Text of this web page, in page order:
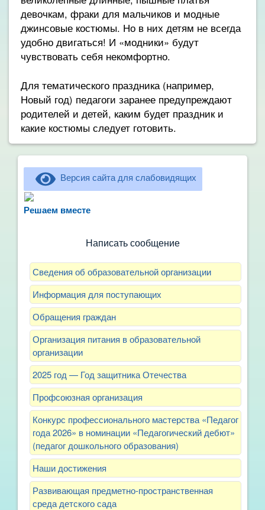
девочкам, фраки для мальчиков и модные
джинсовые костюмы. Но в них детям не всегда
удобно двигаться! И «модники» будут
чувствовать себя некомфортно.
Для тематического праздника (например,
Новый год) педагоги заранее предупреждают
родителей и детей, каким будет праздник и
какие костюмы следует готовить.
Версия сайта для слабовидящих
Решаем вместерассказать о воспитателях? Знаете, как
Написать сообщение
Сведения об образовательной организации
Информация для поступающих
Обращения граждан
Организация питания в образовательной
организации
2025 год — Год защитника Отечества
Профсоюзная организация
Конкурс профессионального мастерства «Педагог
года 2026» в номинации «Педагогический дебют»
(педагог дошкольного образования)
Наши достижения
Развивающая предметно-пространственная
среда детского сада